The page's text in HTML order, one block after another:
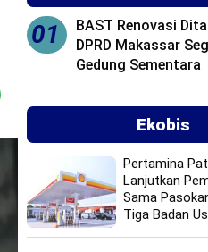
01
BAST Renovasi
DPRD Makassar
Gedung Sementara
Ekobis
Pertamina
Lanjutkan
Sama
Tiga Badan